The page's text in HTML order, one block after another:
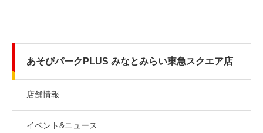
あそびパークPLUS みなとみらい東急スクエア店
店舗情報
イベント&ニュース